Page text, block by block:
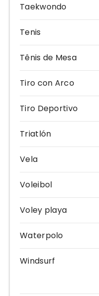
Taekwondo
Tenis
Tênis de Mesa
Tiro con Arco
Tiro Deportivo
Triatlón
Vela
Voleibol
Voley playa
Waterpolo
Windsurf